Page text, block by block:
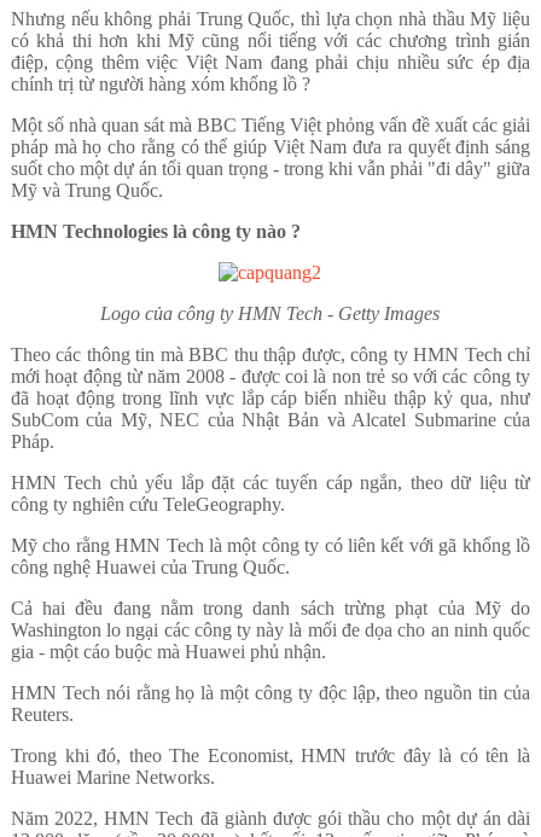
Nhưng nếu không phải Trung Quốc, thì lựa chọn nhà thầu Mỹ liệu
có khả thi hơn khi Mỹ cũng nổi tiếng với các chương trình gián
điệp, cộng thêm việc Việt Nam đang phải chịu nhiều sức ép địa
chính trị từ người hàng xóm khổng lồ ?
Một số nhà quan sát mà BBC Tiếng Việt phỏng vấn đề xuất các giải
pháp mà họ cho rằng có thể giúp Việt Nam đưa ra quyết định sáng
suốt cho một dự án tối quan trọng - trong khi vẫn phải "đi dây" giữa
Mỹ và Trung Quốc.
HMN Technologies là công ty nào ?
Logo của công ty HMN Tech - Getty Images
Theo các thông tin mà BBC thu thập được, công ty HMN Tech chỉ
mới hoạt động từ năm 2008 - được coi là non trẻ so với các công ty
đã hoạt động trong lĩnh vực lắp cáp biển nhiều thập kỷ qua, như
SubCom của Mỹ, NEC của Nhật Bản và Alcatel Submarine của
Pháp.
HMN Tech chủ yếu lắp đặt các tuyến cáp ngắn, theo dữ liệu từ
công ty nghiên cứu TeleGeography.
Mỹ cho rằng HMN Tech là một công ty có liên kết với gã khổng lồ
công nghệ Huawei của Trung Quốc.
Cả hai đều đang nằm trong danh sách trừng phạt của Mỹ do
Washington lo ngại các công ty này là mối đe dọa cho an ninh quốc
gia - một cáo buộc mà Huawei phủ nhận.
HMN Tech nói rằng họ là một công ty độc lập, theo nguồn tin của
Reuters.
Trong khi đó, theo The Economist, HMN trước đây là có tên là
Huawei Marine Networks.
Năm 2022, HMN Tech đã giành được gói thầu cho một dự án dài